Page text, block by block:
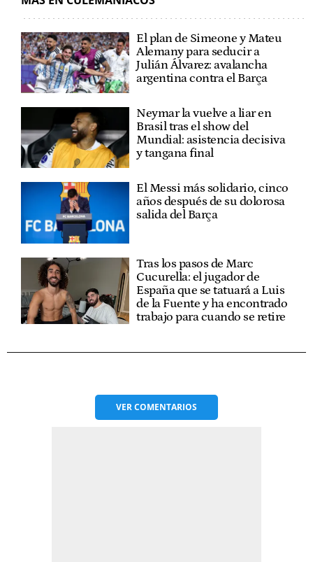
El plan de Simeone y Mateu
Alemany para seducir a
Julián Álvarez: avalancha
argentina contra el Barça
Neymar la vuelve a liar en
Brasil tras el show del
Mundial: asistencia decisiva
y tangana final
El Messi más solidario, cinco
años después de su dolorosa
salida del Barça
Tras los pasos de Marc
Cucurella: el jugador de
España que se tatuará a Luis
de la Fuente y ha encontrado
trabajo para cuando se retire
VERCOMENTARIOS